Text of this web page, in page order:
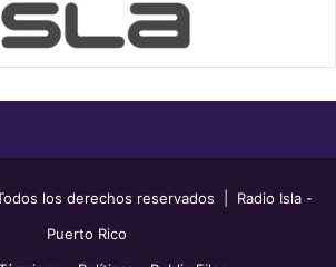
los derechos reservados | Radio Isla -
Puerto Rico